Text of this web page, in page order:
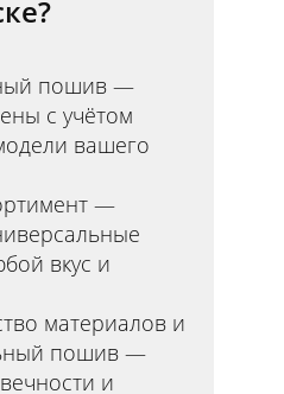
пошив —
с учётом
вашего
—
вкус и
материалов и
пошив —
и